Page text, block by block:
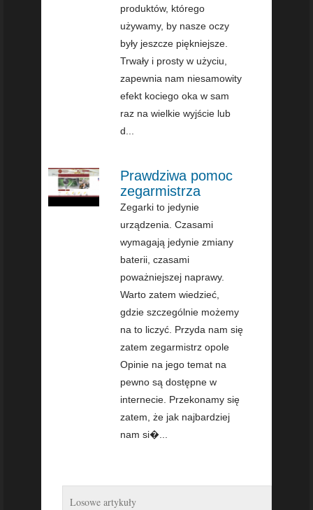
produktów, którego
używamy, by nasze oczy
były jeszcze piękniejsze.
Trwały i prosty w użyciu,
zapewnia nam niesamowity
efekt kociego oka w sam
raz na wielkie wyjście lub
d...
Prawdziwa pomoc
zegarmistrza
Zegarki to jedynie
urządzenia. Czasami
wymagają jedynie zmiany
baterii, czasami
poważniejszej naprawy.
Warto zatem wiedzieć,
gdzie szczególnie możemy
na to liczyć. Przyda nam się
zatem zegarmistrz opole
Opinie na jego temat na
pewno są dostępne w
internecie. Przekonamy się
zatem, że jak najbardziej
nam si�...
Losowe artykuły